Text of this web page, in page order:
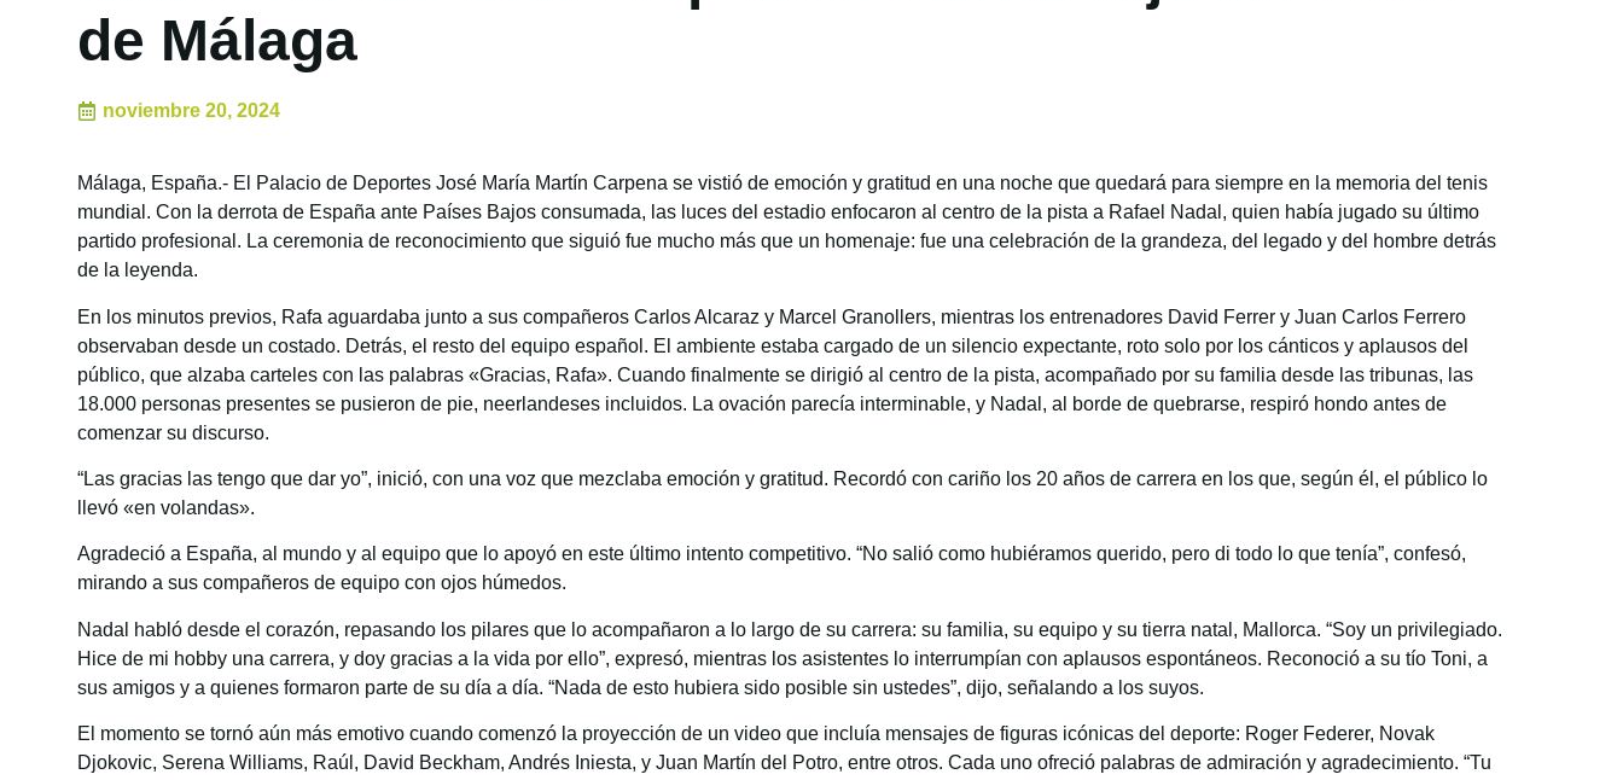
de Málaga
noviembre 20, 2024
Málaga, España.- El Palacio de Deportes José María Martín Carpena se vistió de emoción y gratitud en una noche que quedará para siempre en la memoria del tenis
mundial. Con la derrota de España ante Países Bajos consumada, las luces del estadio enfocaron al centro de la pista a Rafael Nadal, quien había jugado su último
partido profesional. La ceremonia de reconocimiento que siguió fue mucho más que un homenaje: fue una celebración de la grandeza, del legado y del hombre detrás
de la leyenda.
En los minutos previos, Rafa aguardaba junto a sus compañeros Carlos Alcaraz y Marcel Granollers, mientras los entrenadores David Ferrer y Juan Carlos Ferrero
observaban desde un costado. Detrás, el resto del equipo español. El ambiente estaba cargado de un silencio expectante, roto solo por los cánticos y aplausos del
público, que alzaba carteles con las palabras «Gracias, Rafa». Cuando finalmente se dirigió al centro de la pista, acompañado por su familia desde las tribunas, las
18.000 personas presentes se pusieron de pie, neerlandeses incluidos. La ovación parecía interminable, y Nadal, al borde de quebrarse, respiró hondo antes de
comenzar su discurso.
“Las gracias las tengo que dar yo”, inició, con una voz que mezclaba emoción y gratitud. Recordó con cariño los 20 años de carrera en los que, según él, el público lo
llevó «en volandas».
Agradeció a España, al mundo y al equipo que lo apoyó en este último intento competitivo. “No salió como hubiéramos querido, pero di todo lo que tenía”, confesó,
mirando a sus compañeros de equipo con ojos húmedos.
Nadal habló desde el corazón, repasando los pilares que lo acompañaron a lo largo de su carrera: su familia, su equipo y su tierra natal, Mallorca. “Soy un privilegiado.
Hice de mi hobby una carrera, y doy gracias a la vida por ello”, expresó, mientras los asistentes lo interrumpían con aplausos espontáneos. Reconoció a su tío Toni, a
sus amigos y a quienes formaron parte de su día a día. “Nada de esto hubiera sido posible sin ustedes”, dijo, señalando a los suyos.
El momento se tornó aún más emotivo cuando comenzó la proyección de un video que incluía mensajes de figuras icónicas del deporte: Roger Federer, Novak
Djokovic, Serena Williams, Raúl, David Beckham, Andrés Iniesta, y Juan Martín del Potro, entre otros. Cada uno ofreció palabras de admiración y agradecimiento. “Tu